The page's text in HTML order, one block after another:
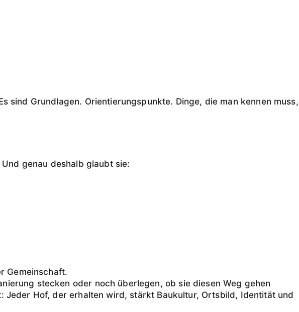
sind Grundlagen. Orientierungspunkte. Dinge, die man kennen muss,
genau deshalb glaubt sie:
Gemeinschaft.
stecken oder noch überlegen, ob sie diesen Weg gehen
Jeder Hof, der erhalten wird, stärkt Baukultur, Ortsbild, Identität und